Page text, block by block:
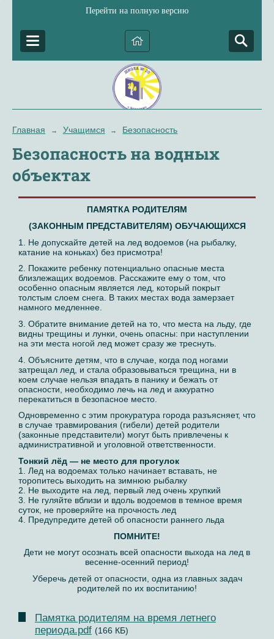
Перейти на полную версию
Главная → Учащимся → Безопасность
Безопасность на водных
объектах
ПАМЯТКА РОДИТЕЛЯМ
(ЗАКОННЫМ ПРЕДСТАВИТЕЛЯМ) ОБУЧАЮЩИХСЯ
1. Не допускайте детей на лед водоемов (на рыбалку,
катание на коньках) без присмотра!
2. Покажите ребенку потенциально опасные места
близлежащих водоемов. Расскажите ему о том, что
особенно опасным является лед, который покрыт
толстым слоем снега. В таких местах вода замерзает
намного медленнее.
3. Обратите внимание детей на то, что места на льду, где
видны трещины и лунки, очень опасны: при наступлении
на эти места ногой лед может сразу же треснуть.
4. Объясните детям, что в случае, когда под ногами
затрещал лед, и стала образовываться трещина, ни в
коем случае нельзя впадать в панику и бежать от
опасности, необходимо лечь на лед и аккуратно
перекатиться в безопасное место.
Одновременно с этим прокуратура города разъясняет, что
в случае травмирования (гибели) детей родители
(законные представители) могут быть привлечены к
административной и уголовной ответственности.
Тонкий лёд — не место для прогулок
1. Лед на водоемах только начинает вставать, не
торопитесь выходить на зимнюю рыбалку
2. Не выходите на лед, первый лед очень хрупкий
3. Не гуляйте вблизи и вдоль водоемов в темное время
суток, не проверяйте на прочность лед
4. Предупредите детей об опасности раннего льда
ПОМНИТЕ!
Дети не могут осознать всей опасности выхода на лед в
весенне-осенний период!
Уберечь детей от опасности, одна из главных задач
родителей по их воспитанию!
Памятка родителям на время летнего
периода.pdf (166 КБ)